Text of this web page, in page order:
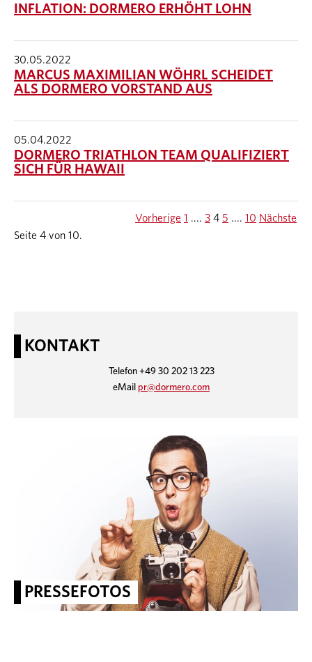
INFLATION: DORMERO ERHÖHT LOHN
30.05.2022
MARCUS MAXIMILIAN WÖHRL SCHEIDET
ALS DORMERO VORSTAND AUS
05.04.2022
DORMERO TRIATHLON TEAM QUALIFIZIERT
SICH FÜR HAWAII
Seite 4 von 10.
Vorherige 1 .... 3 4 5 .... 10 Nächste
KONTAKT
Telefon +49 30 202 13 223
eMail pr@dormero.com
PRESSEFOTOS